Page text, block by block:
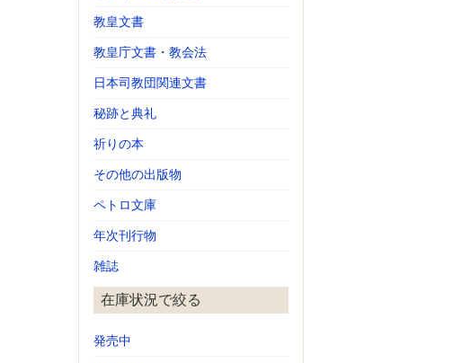
教皇文書
教皇庁文書・教会法
日本司教団関連文書
秘跡と典礼
祈りの本
その他の出版物
ペトロ文庫
年次刊行物
雑誌
在庫状況で絞る
発売中